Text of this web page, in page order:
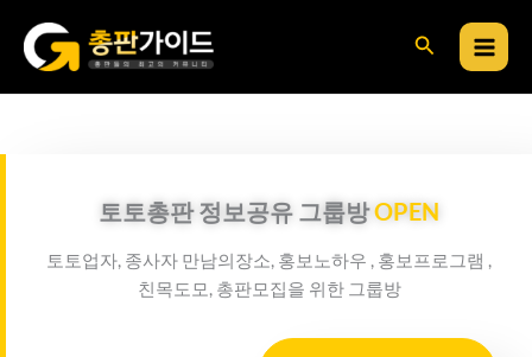
너
검
토토총판 정보공유 그룹방OPEN
토토업자, 종사자 만남의장소, 홍보노하우 , 홍보프로그램 ,
친목도모, 총판모집을 위한 그룹방